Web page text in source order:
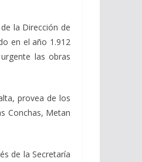
la Dirección de
en el año 1.912
las obras
provea de los
Conchas, Metan
de la Secretaría